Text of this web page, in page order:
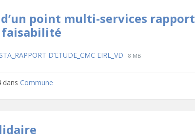
point multi-services rapport
faisabilité
D’ETUDE_CMC EIRL_VD File
File
8 MB
dans Commune